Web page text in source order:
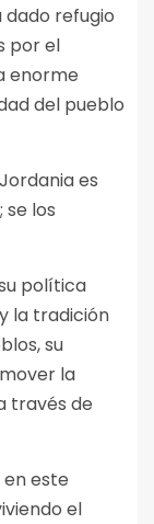
dado refugio
por el
enorme
del pueblo
es
los
política
la tradición
su
la
través de
este
el